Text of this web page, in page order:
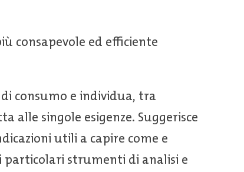
consapevole ed efficiente
consumo e individua, tra
singole esigenze. Suggerisce
utili a capire come e
particolari strumenti di analisi e